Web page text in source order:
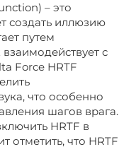
– это
создать иллюзию
путем
с
Force HRTF
что особенно
шагов врага.
HRTF в
отметить, что HRTF